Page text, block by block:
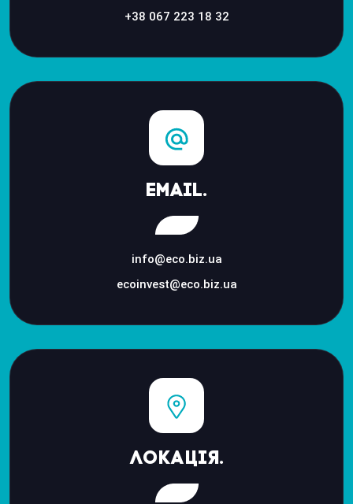
+38 067 223 18 32
Email.
info@eco.biz.ua
ecoinvest@eco.biz.ua
Локація.